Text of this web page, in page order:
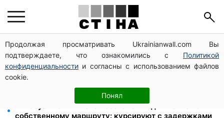
Продолжая просматривать Ukrainianwall.com Вы
подтверждаете, что ознакомились с Политикой
конфиденциальности и согласны с использованием файлов
cookie.
Понял
Церковный праздник 9 августа: апостол Матфий,
три строгих запрета Успенского поста и приметы на
зиму
Среда 12 августа — самый опасный день недели:
что можно и нельзя делать с 10 по 16 августа
Автобус №54 в Киеве восстановил движение по
собственному маршруту: курсируют с задержками